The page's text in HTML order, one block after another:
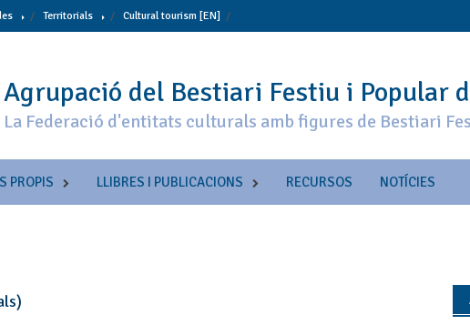
Territorials Cultural tourism [EN]
Agrupació del Bestiari Festiu i Popular
La Federació d'entitats culturals amb figures de Bestiari
PROPIS LLIBRES I PUBLICACIONS RECURSOS NOTÍCIES